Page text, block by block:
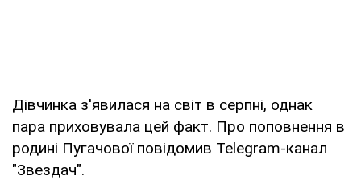
Дівчинка з'явилася на світ в серпні, однак
пара приховувала цей факт. Про поповнення в
родині Пугачової повідомив Telegram-канал
"Звездач".